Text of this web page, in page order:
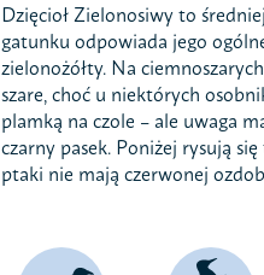
Dzięcioł Zielonosiwy to
gatunku odpowiada jego
zielonożółty. Na
szare, choć u niektórych
plamką na czole – ale uwaga
czarny pasek. Poniżej rysują
ptaki nie mają czerwonej